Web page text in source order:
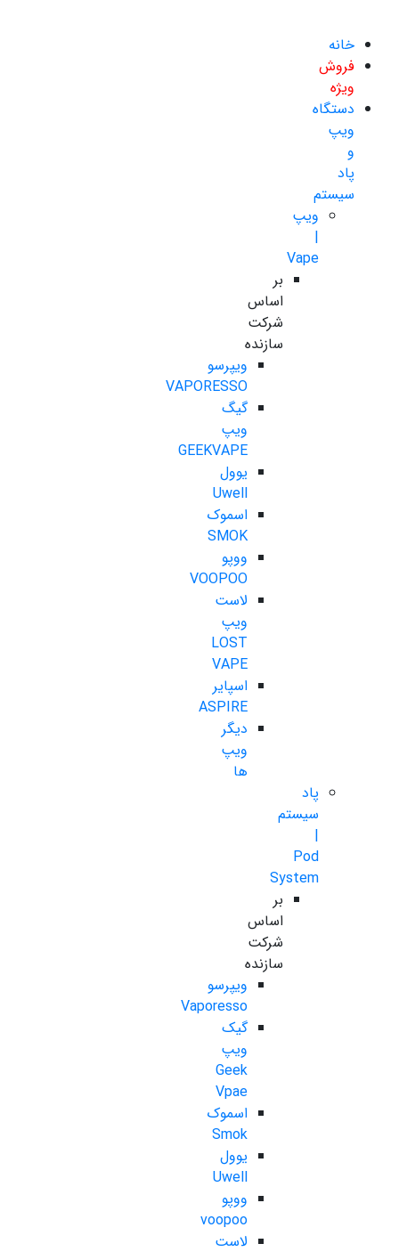
خانه
فروش
ویژه
دستگاه
ویپ
و
پاد
سیستم
ویپ
|
Vape
بر
اساس
شرکت
سازنده
ویپرسو
VAPORESSO
گیگ
ویپ
GEEKVAPE
یوول
Uwell
اسموک
SMOK
ووپو
VOOPOO
لاست
ویپ
LOST
VAPE
اسپایر
ASPIRE
دیگر
ویپ
ها
پاد
سیستم
|
Pod
System
بر
اساس
شرکت
سازنده
ویپرسو
Vaporesso
گیک
ویپ
Geek
Vpae
اسموک
Smok
یوول
Uwell
ووپو
voopoo
لاست